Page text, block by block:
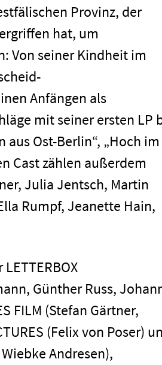
Provinz, der
hat, um
Von seiner Kindheit im
Anfängen als
mit seiner ersten LP
Ost-Berlin“, „Hoch im
Cast zählen außerdem
Julia Jentsch, Martin
Rumpf, Jeanette Hain,
Günther Russ,
FILM (Stefan Gärtner,
(Felix von Poser)
Andresen),